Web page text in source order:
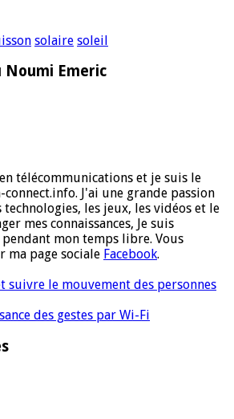
solaire soleil
Noumi Emeric
télécommunications et je suis le
J'ai une grande passion
les jeux, les vidéos et le
mes connaissances, Je suis
mon temps libre. Vous
ma page sociale Facebook.
suivre le mouvement des personnes
des gestes par Wi-Fi